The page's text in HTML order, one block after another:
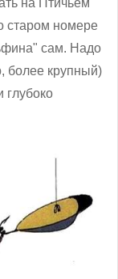
старом номере
сам. Надо
более крупный)
глубоко